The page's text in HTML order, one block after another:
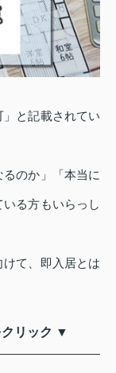
と記載されてい
るのか」「本当に
る方もいらっし
て、即入居とは
リック ▼